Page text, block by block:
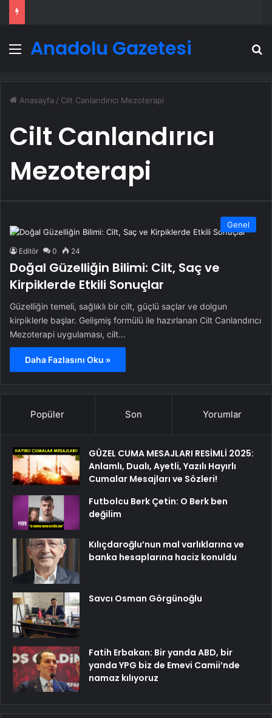
Menü
Anadolu Gazetesi
Anasayfa / Cilt Canlandırıcı Mezoterapi
Cilt Canlandırıcı
Mezoterapi
Genel
Editör 0 24
Doğal Güzelliğin Bilimi: Cilt, Saç ve
Kirpiklerde Etkili Sonuçlar
Güzelliğin temeli, sağlıklı bir cilt, güçlü saçlar ve dolgun
kirpiklerle başlar. Gelişmiş formülü ile hazırlanan Cilt Canlandırıcı
Mezoterapi uygulaması, cilt…
Daha Fazlasını Oku »
Popüler Son Yorumlar
GÜZEL CUMA MESAJLARI RESİMLİ 2025:
Anlamlı, Dualı, Ayetli, Yazılı Hayırlı
Cumalar Mesajları ve Sözleri!
Futbolcu Berk Çetin: O Berk ben
değilim
Kılıçdaroğlu’nun mal varlıklarına ve
banka hesaplarına haciz konuldu
Savcı Osman Görgünoğlu
Fatih Erbakan: Bir yanda ABD, bir
yanda YPG biz de Emevi Camii’nde
namaz kılıyoruz